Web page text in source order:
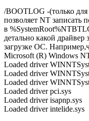
/BOOTLOG -(только
позволяет NT записать
в
детально какой
загрузке ОС.
Microsoft (R) Windows
Loaded driver
Loaded driver
Loaded driver
Loaded driver pci.sys
Loaded driver isapnp.sys
Loaded driver intelide.sys